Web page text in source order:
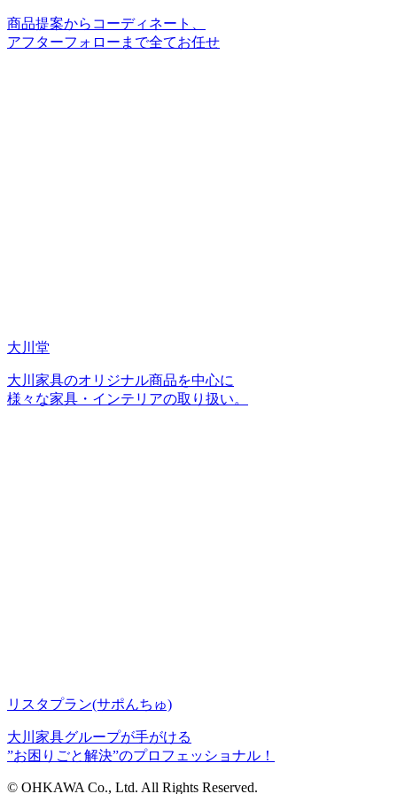
商品提案からコーディネート、
アフターフォローまで全てお任せ
大川堂
大川家具のオリジナル商品を中心に
様々な家具・インテリアの取り扱い。
リスタプラン(サポんちゅ)
大川家具グループが手がける
”お困りごと解決”のプロフェッショナル！
© OHKAWA Co., Ltd. All Rights Reserved.